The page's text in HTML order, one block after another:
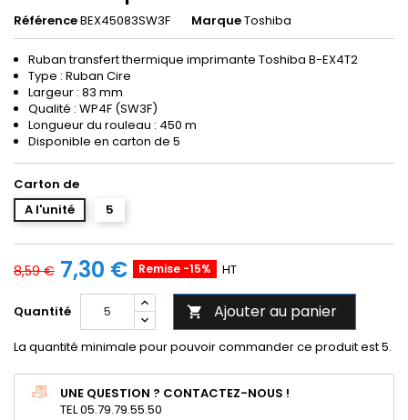
RéférenceBEX45083SW3F MarqueToshiba
Ruban transfert thermique imprimante Toshiba B-EX4T2
Type : Ruban Cire
Largeur : 83 mm
Qualité : WP4F (SW3F)
Longueur du rouleau : 450 m
Disponible en carton de 5
Carton de
A l'unité
5
8,59 € 7,30 € Remise -15% HT
Quantité  Ajouter au panier
La quantité minimale pour pouvoir commander ce produit est 5.
UNE QUESTION ? CONTACTEZ-NOUS !
TEL 05.79.79.55.50